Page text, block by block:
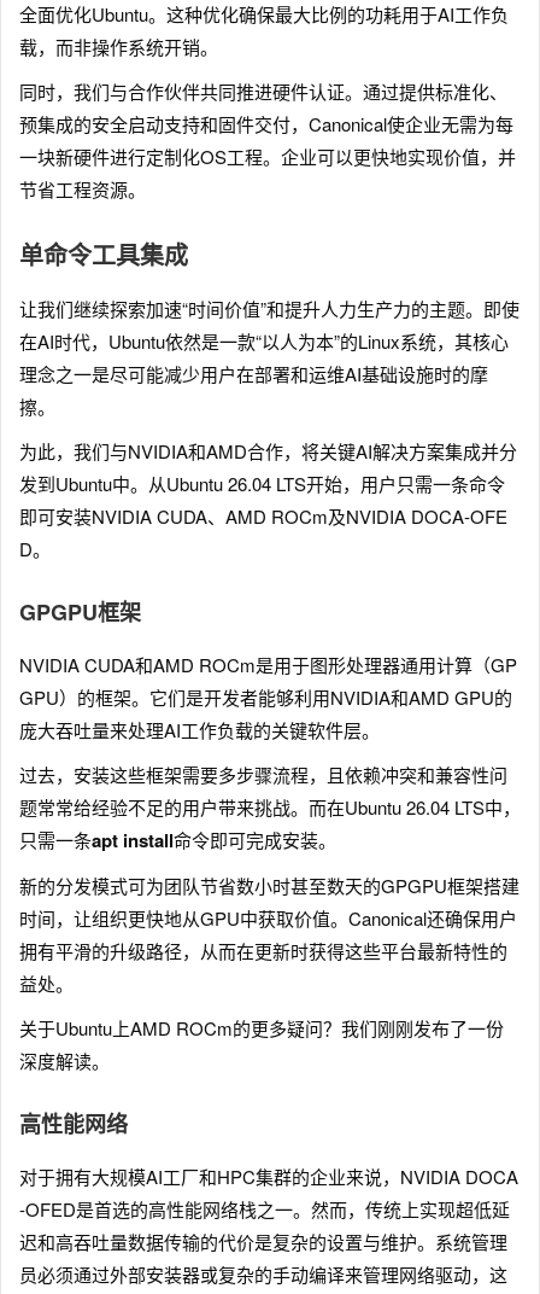
全面优化Ubuntu。这种优化确保最大比例的功耗用于AI工作负
载，而非操作系统开销。
同时，我们与合作伙伴共同推进硬件认证。通过提供标准化、
预集成的安全启动支持和固件交付，Canonical使企业无需为每
一块新硬件进行定制化OS工程。企业可以更快地实现价值，并
节省工程资源。
单命令工具集成
让我们继续探索加速“时间价值”和提升人力生产力的主题。即使
在AI时代，Ubuntu依然是一款“以人为本”的Linux系统，其核心
理念之一是尽可能减少用户在部署和运维AI基础设施时的摩
擦。
为此，我们与NVIDIA和AMD合作，将关键AI解决方案集成并分
发到Ubuntu中。从Ubuntu 26.04 LTS开始，用户只需一条命令
即可安装NVIDIA CUDA、AMD ROCm及NVIDIA DOCA-OFE
D。
GPGPU框架
NVIDIA CUDA和AMD ROCm是用于图形处理器通用计算（GP
GPU）的框架。它们是开发者能够利用NVIDIA和AMD GPU的
庞大吞吐量来处理AI工作负载的关键软件层。
过去，安装这些框架需要多步骤流程，且依赖冲突和兼容性问
题常常给经验不足的用户带来挑战。而在Ubuntu 26.04 LTS中，
只需一条apt install命令即可完成安装。
新的分发模式可为团队节省数小时甚至数天的GPGPU框架搭建
时间，让组织更快地从GPU中获取价值。Canonical还确保用户
拥有平滑的升级路径，从而在更新时获得这些平台最新特性的
益处。
关于Ubuntu上AMD ROCm的更多疑问？我们刚刚发布了一份
深度解读。
高性能网络
对于拥有大规模AI工厂和HPC集群的企业来说，NVIDIA DOCA
-OFED是首选的高性能网络栈之一。然而，传统上实现超低延
迟和高吞吐量数据传输的代价是复杂的设置与维护。系统管理
员必须通过外部安装器或复杂的手动编译来管理网络驱动，这